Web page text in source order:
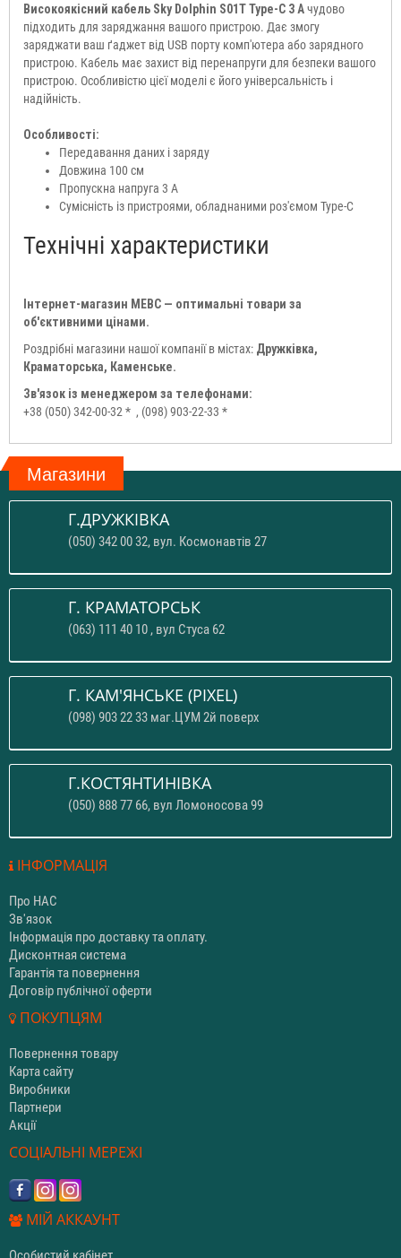
Високоякісний кабель Sky Dolphin S01T Type-C 3 Aчудово
підходить для заряджання вашого пристрою. Дає змогу
заряджати ваш ґаджет від USB порту комп'ютера або зарядного
пристрою. Кабель має захист від перенапруги для безпеки вашого
пристрою. Особливістю цієї моделі є його універсальність і
надійність.
Особливості:
Передавання даних і заряду
Довжина 100 см
Пропускна напруга 3 А
Сумісність із пристроями, обладнаними роз'ємом Type-C
Технічні характеристики
Інтернет-магазин МЕВС — оптимальні товари за
об'єктивними цінами.
Роздрібні магазини нашої компанії в містах: Дружківка,
Краматорська, Каменське.
Зв'язок із менеджером за телефонами:
+38 (050) 342-00-32 * , (098) 903-22-33 *
Магазини
Г.ДРУЖКІВКА
(050) 342 00 32, вул. Космонавтів 27
Г. КРАМАТОРСЬК
(063) 111 40 10 , вул Стуса 62
Г. КАМ'ЯНСЬКЕ (PIXEL)
(098) 903 22 33 маг.ЦУМ 2й поверх
Г.КОСТЯНТИНІВКА
(050) 888 77 66, вул Ломоносова 99
ІНФОРМАЦІЯ
Про НАС
Зв'язок
Інформація про доставку та оплату.
Дисконтная система
Гарантія та повернення
Договір публічної оферти
ПОКУПЦЯМ
Повернення товару
Карта сайту
Виробники
Партнери
Акції
СОЦІАЛЬНІ МЕРЕЖІ
МІЙ АККАУНТ